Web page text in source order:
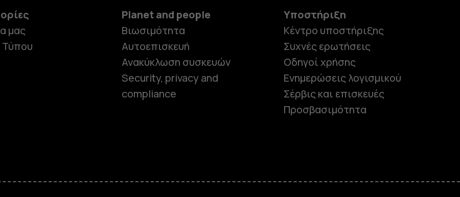
μας
Τύπου
Planet and people
Βιωσιμότητα
Αυτοεπισκευή
Ανακύκλωση συσκευών
Security, privacy and
compliance
Υποστήριξη
Κέντρο υποστήριξης
Συχνές ερωτήσεις
Οδηγοί χρήσης
Ενημερώσεις λογισμικού
Σέρβις και επισκευές
Προσβασιμότητα